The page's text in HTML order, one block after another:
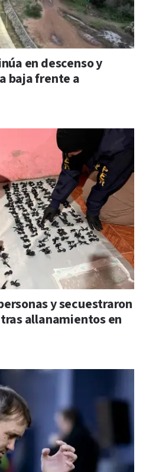
en descenso y
baja frente a
y secuestraron
allanamientos en